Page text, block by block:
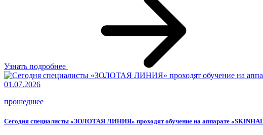
Узнать подробнее
01.07.2026
прошедшее
Сегодня специалисты «ЗОЛОТАЯ ЛИНИЯ» проходят обучение на аппарате